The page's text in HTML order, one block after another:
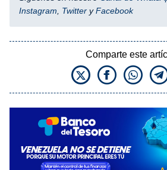
Instagram
Twitter yFacebook
Comparte este